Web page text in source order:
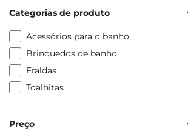
Categorias de produto
Acessórios para o banho
Brinquedos de banho
Fraldas
Toalhitas
Preço